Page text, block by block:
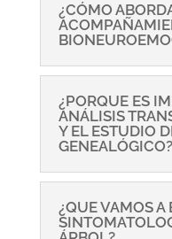
¿CÓMO
¿PORQUE ES
ANÁLISIS
Y EL ESTUDIO
GENEALÓGICO?
¿QUE VAMOS A